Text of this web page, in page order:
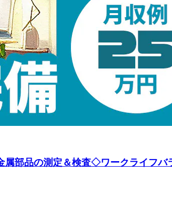
属部品の測定＆検査◇ワークライフバ